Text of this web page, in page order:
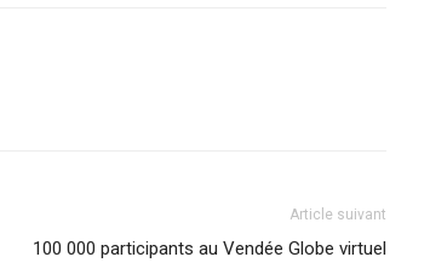
Article suivant
100 000 participants au Vendée Globe virtuel